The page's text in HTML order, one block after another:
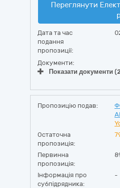
Переглянути
Дата та час
подання
пропозиції:
Документи:
Показати документи
Пропозицію подав:
Остаточна
пропозиція:
Первинна
пропозиція:
Інформація про
субпідрядника:
-